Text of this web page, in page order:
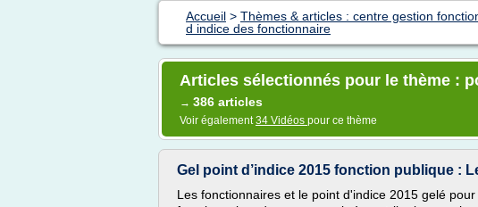
Accueil > Thèmes & articles : centre gestion
d indice des fonctionnaire
Articles sélectionnés pour le thème :
→ 386 articles
Voir également34 Vidéos pour ce thème
Gel point d’indice 2015 fonction publique :
Les fonctionnaires et le point d'indice 2015 gelé